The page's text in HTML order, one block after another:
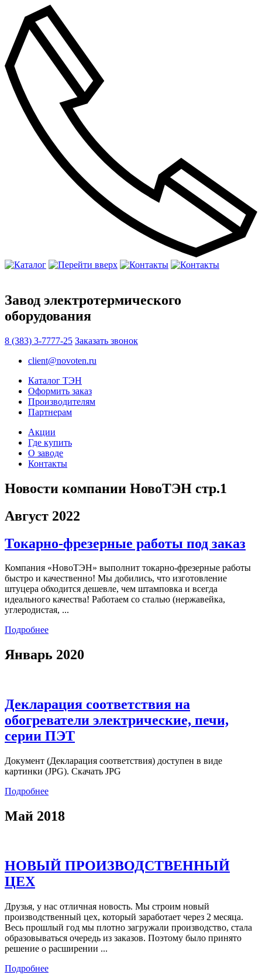
Завод электротермического
оборудования
8 (383) 3-7777-25 Заказать звонок
client@novoten.ru
Каталог ТЭН
Оформить заказ
Производителям
Партнерам
Акции
Где купить
О заводе
Контакты
Новости компании НовоТЭН стр.1
Август 2022
Токарно-фрезерные работы под заказ
Компания «НовоТЭН» выполнит токарно-фрезерные работы
быстро и качественно! Мы добились, что изготовление
штуцера обходится дешевле, чем штамповка и всегда
идеального качества! Работаем со сталью (нержавейка,
углеродистая, ...
Подробнее
Январь 2020
Декларация соответствия на
обогреватели электрические, печи,
серии ПЭТ
Документ (Декларация соответствия) доступен в виде
картинки (JPG). Скачать JPG
Подробнее
Май 2018
НОВЫЙ ПРОИЗВОДСТВЕННЫЙ
ЦЕХ
Друзья, у нас отличная новость. Мы строим новый
производственный цех, который заработает через 2 месяца.
Весь прошлый год мы плотно загружали производство, стала
образовываться очередь из заказов. Поэтому было принято
решение о расширении ...
Подробнее